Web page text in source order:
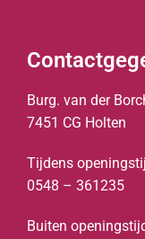
Burg. van der
7451 CG Holten
Tijdens
0548 – 361235
Buiten